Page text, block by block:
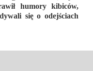
humory kibiców,
się o odejściach